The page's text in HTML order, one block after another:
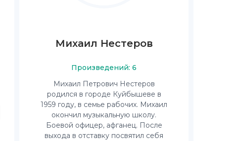
Михаил Нестеров
Произведений: 6
Михаил Петрович Нестеров
родился в городе Куйбышеве в
1959 году, в семье рабочих. Михаил
окончил музыкальную школу.
Боевой офицер, афганец. После
выхода в отставку посвятил себя